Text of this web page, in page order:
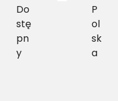
Do
stę
pn
y
P
ol
sk
a